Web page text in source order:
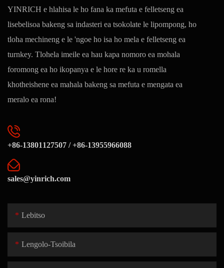
YINRICH e hlahisa le ho fana ka mefuta e felletseng ea
lisebelisoa bakeng sa indasteri ea tsokolate le lipompong, ho
tloha mechineng e le 'ngoe ho isa ho mela e felletseng ea
turnkey. Tlohela imeile ea hau kapa nomoro ea mohala
foromong ea ho ikopanya e le hore re ka u romella
khotheishene ea mahala bakeng sa mefuta e mengata ea
meralo ea rona!
+86-13801127507 / +86-13955966088
sales@yinrich.com
Lebitso
Lengolo-Tsoibila